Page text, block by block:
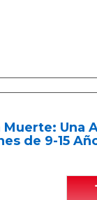
Muerte: Una
de 9-15